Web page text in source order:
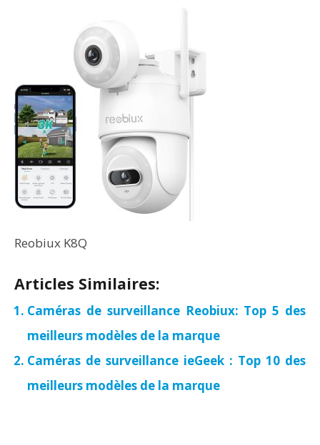
Reobiux K8Q
Articles Similaires:
Caméras de surveillance Reobiux: Top 5 des
meilleurs modèles de la marque
Caméras de surveillance ieGeek : Top 10 des
meilleurs modèles de la marque